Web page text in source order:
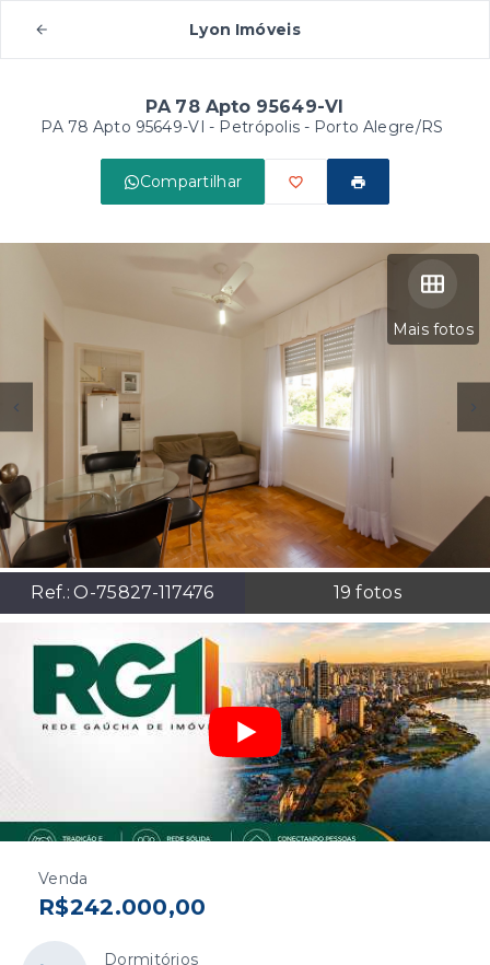
Lyon Imóveis
PA 78 Apto 95649-VI
PA 78 Apto 95649-VI - Petrópolis - Porto Alegre/RS
Compartilhar
Mais fotos
Ref.:O-75827-117476 19 fotos
Venda
R$242.000,00
Dormitórios